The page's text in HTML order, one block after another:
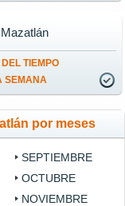
DEL TIEMPO
SEMANA
por meses
SEPTIEMBRE
OCTUBRE
NOVIEMBRE